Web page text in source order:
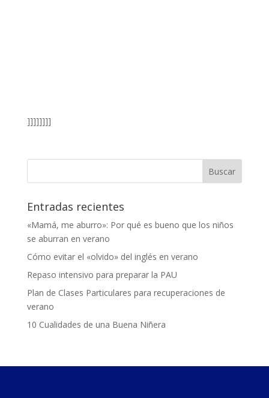
]]]]]]]]
Entradas recientes
«Mamá, me aburro»: Por qué es bueno que los niños
se aburran en verano
Cómo evitar el «olvido» del inglés en verano
Repaso intensivo para preparar la PAU
Plan de Clases Particulares para recuperaciones de
verano
10 Cualidades de una Buena Niñera